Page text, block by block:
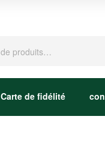
Carte de fidélité